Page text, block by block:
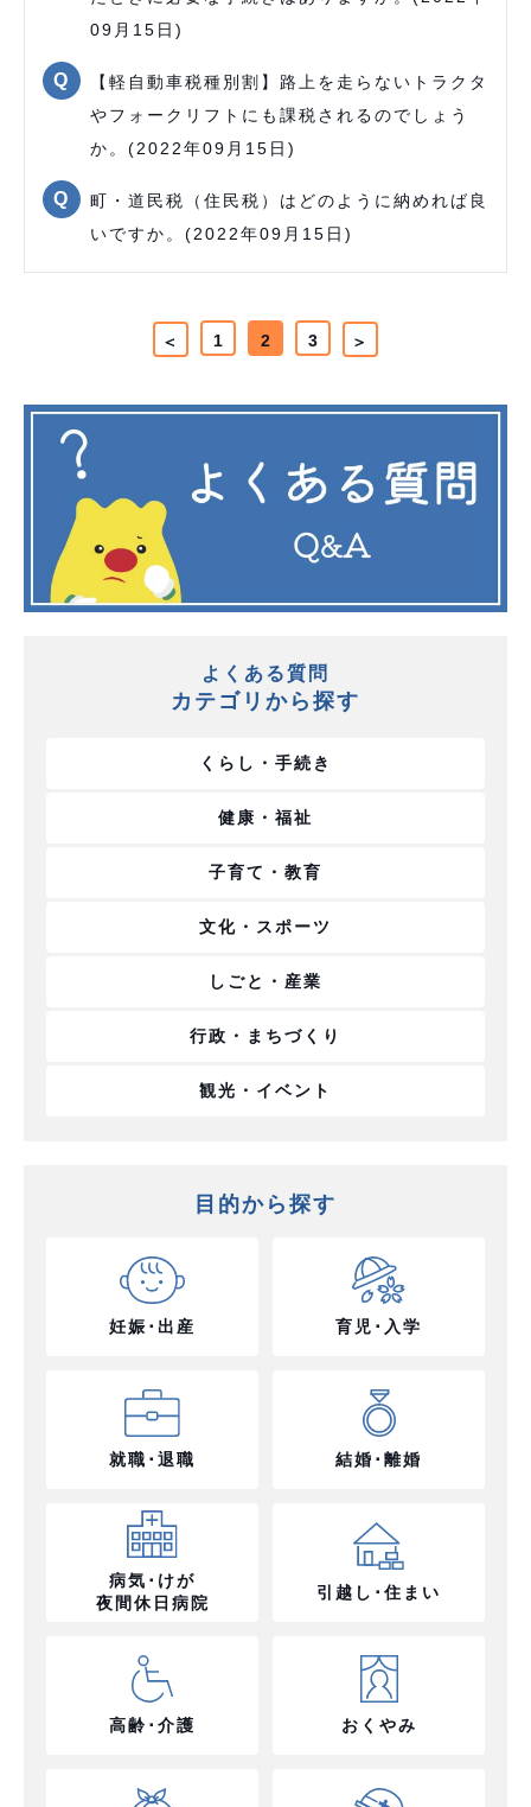
09月15日)
【軽自動車税種別割】路上を走らないトラクタ
やフォークリフトにも課税されるのでしょう
か。(2022年09月15日)
町・道民税（住民税）はどのように納めれば良
いですか。(2022年09月15日)
＜ 1 2 3 ＞
よくある質問
カテゴリから探す
くらし・手続き
健康・福祉
子育て・教育
文化・スポーツ
しごと・産業
行政・まちづくり
観光・イベント
目的から探す
妊娠･出産 育児･入学
就職･退職 結婚･離婚
病気･けが
夜間休日病院
引越し･住まい
高齢･介護 おくやみ